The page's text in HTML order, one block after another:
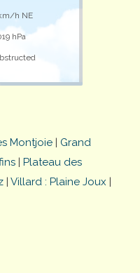
h NE
hPa
Montjoie | Grand
| Plateau des
| Villard : Plaine Joux |